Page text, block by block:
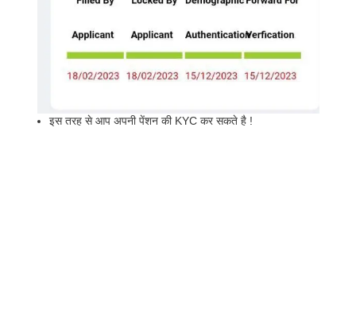
इस तरह से आप अपनी पेंशन की KYC कर सकते है !